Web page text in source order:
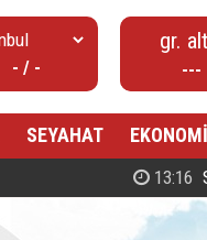
- / -
gr.
---
SEYAHAT EKONOMİ
00:27